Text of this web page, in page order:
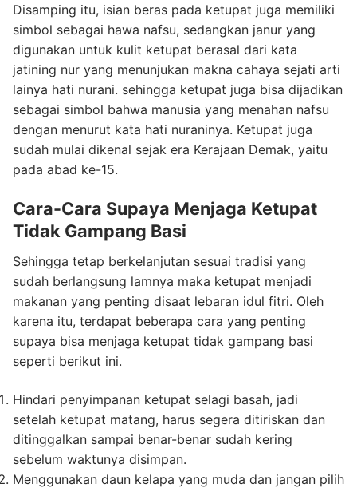
Disamping itu, isian beras pada ketupat juga memiliki
simbol sebagai hawa nafsu, sedangkan janur yang
digunakan untuk kulit ketupat berasal dari kata
jatining nur yang menunjukan makna cahaya sejati arti
lainya hati nurani. sehingga ketupat juga bisa dijadikan
sebagai simbol bahwa manusia yang menahan nafsu
dengan menurut kata hati nuraninya. Ketupat juga
sudah mulai dikenal sejak era Kerajaan Demak, yaitu
pada abad ke-15.
Cara-Cara Supaya Menjaga Ketupat
Tidak Gampang Basi
Sehingga tetap berkelanjutan sesuai tradisi yang
sudah berlangsung lamnya maka ketupat menjadi
makanan yang penting disaat lebaran idul fitri. Oleh
karena itu, terdapat beberapa cara yang penting
supaya bisa menjaga ketupat tidak gampang basi
seperti berikut ini.
Hindari penyimpanan ketupat selagi basah, jadi
setelah ketupat matang, harus segera ditiriskan dan
ditinggalkan sampai benar-benar sudah kering
sebelum waktunya disimpan.
Menggunakan daun kelapa yang muda dan jangan pilih